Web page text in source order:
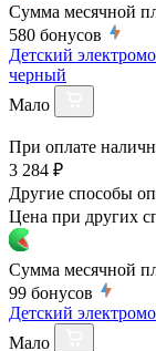
Сумма месячной
580 бонусов
Детский
черный
Мало
При оплате
3 284 ₽
Другие способы
Цена при других
Сумма месячной
99 бонусов
Детский
Мало